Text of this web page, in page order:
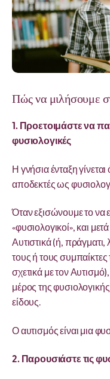
Πώς να μιλήσουμε
1. Προετοιμάστε να
φυσιολογικές
Η γνήσια ένταξη
αποδεκτές ως
Όταν εξισώνουμε το να
«φυσιολογικοί», και
Αυτιστικά (ή, πράγματι,
τους ή τους
σχετικά με τον
μέρος της
είδους.
Ο αυτισμός είναι μια
2. Παρουσιάστε τις